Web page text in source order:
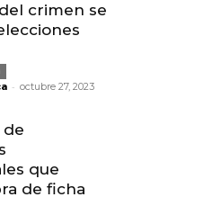
crimen se
- octubre 27, 2023
de
que
de ficha